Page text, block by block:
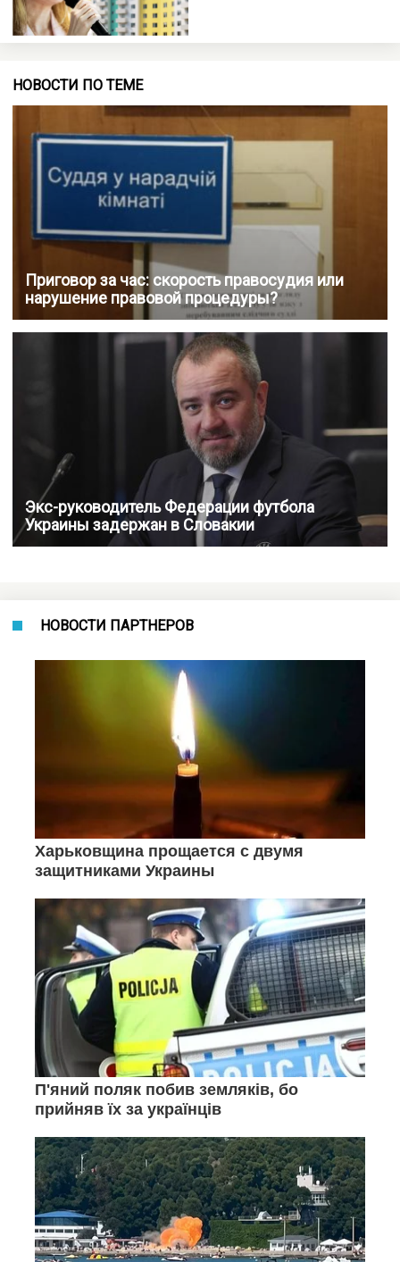
НОВОСТИ ПО ТЕМЕ
Приговор за час: скорость правосудия или
нарушение правовой процедуры?
Экс-руководитель Федерации футбола
Украины задержан в Словакии
НОВОСТИ ПАРТНЕРОВ